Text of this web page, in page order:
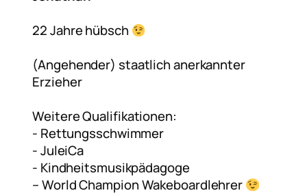
22 Jahre hübsch
(Angehender) staatlich anerkannter
Erzieher
Weitere Qualifikationen:
-⁠ ⁠Rettungsschwimmer
-⁠ ⁠JuleiCa
-⁠ ⁠Kindheitsmusikpädagoge
– World Champion Wakeboardlehrer